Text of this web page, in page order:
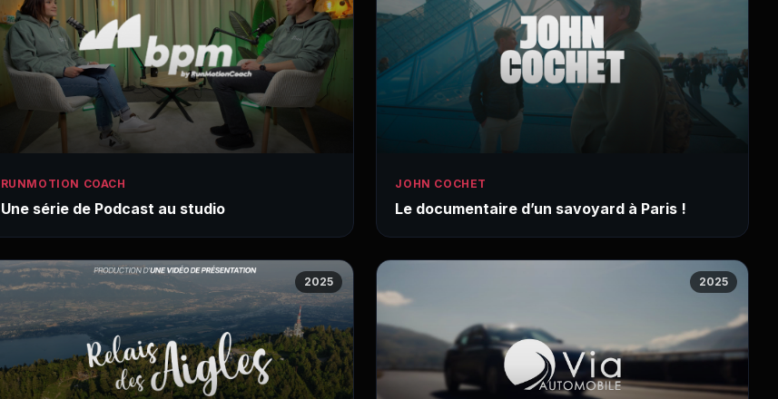
RUNMOTION COACH
Une série de Podcast au studio
JOHN COCHET
Le documentaire d’un savoyard à Paris !
2025 2025